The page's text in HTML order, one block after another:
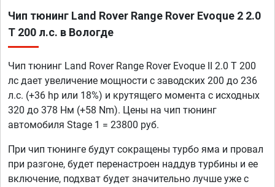
Чип тюнинг Land Rover Range Rover Evoque 2 2.0
T 200 л.с. в Вологде
Чип тюнинг Land Rover Range Rover Evoque II 2.0 T 200
лс дает увеличение мощности с заводских 200 до 236
л.с. (+36 hp или 18%) и крутящего момента с исходных
320 до 378 Нм (+58 Nm). Цены на чип тюнинг
автомобиля Stage 1 = 23800 руб.
При чип тюнинге будут сокращены турбо яма и провал
при разгоне, будет перенастроен наддув турбины и ее
включение, подхват будет значительно лучше уже с